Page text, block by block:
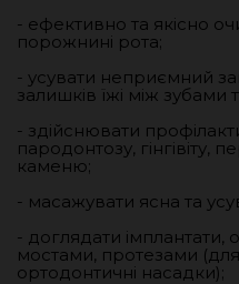
- ефективно та якісно
порожнині рота;
- усувати неприємний
залишків їжі між
- здійснювати
пародонтозу, гінгівіту,
каменю;
- масажувати ясна та
- доглядати імплантати,
мостами, протезами
ортодонтичні насадки);